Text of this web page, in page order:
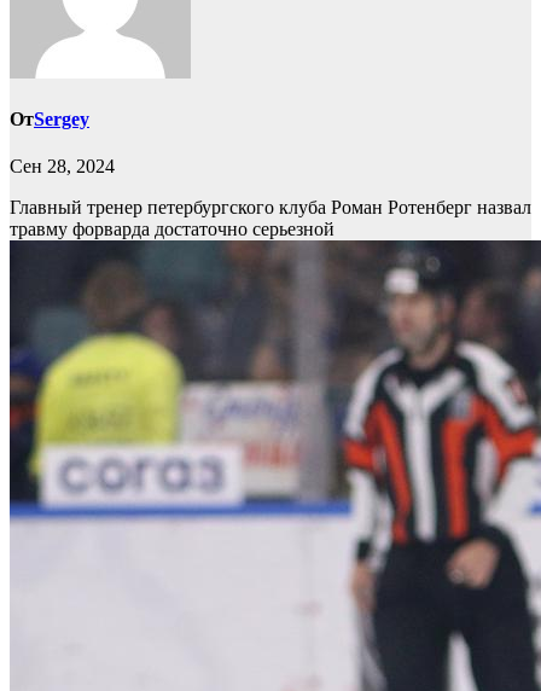
ОтSergey
Сен 28, 2024
Главный тренер петербургского клуба Роман Ротенберг назвал
травму форварда достаточно серьезной